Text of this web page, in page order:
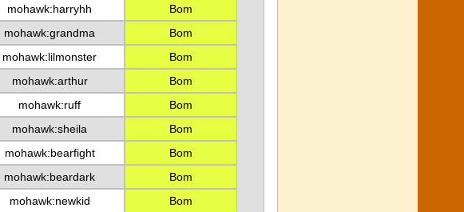
mohawk:harryhh
Bom
mohawk:grandma
Bom
mohawk:lilmonster
Bom
mohawk:arthur
Bom
mohawk:ruff
Bom
mohawk:sheila
Bom
mohawk:bearfight
Bom
mohawk:beardark
Bom
mohawk:newkid Bom